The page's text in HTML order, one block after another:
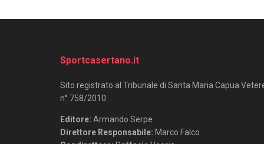
Sportcasertano.it
Sito registrato al Tribunale di Santa Maria Capua
n° 758/2010.
Editore: Armando Serpe
Direttore Responsabile: Marco Falco